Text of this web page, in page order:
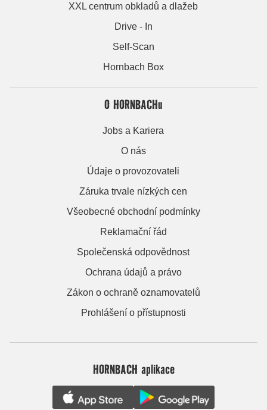
XXL centrum obkladů a dlažeb
Drive - In
Self-Scan
Hornbach Box
O HORNBACHu
Jobs a Kariera
O nás
Údaje o provozovateli
Záruka trvale nízkých cen
Všeobecné obchodní podmínky
Reklamační řád
Společenská odpovědnost
Ochrana údajů a právo
Zákon o ochraně oznamovatelů
Prohlášení o přístupnosti
HORNBACH aplikace